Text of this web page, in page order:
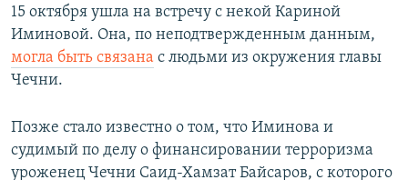
15 октября ушла на встречу с некой Кариной
Иминовой. Она, по неподтвержденным данным,
могла быть связана с людьми из окружения главы
Чечни.
Позже стало известно о том, что Иминова и
судимый по делу о финансировании терроризма
уроженец Чечни Саид-Хамзат Байсаров, с которого